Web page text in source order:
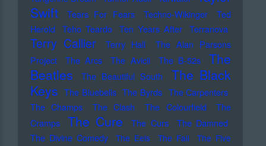
Swift
Tears For Fears Techno-Wikinger
Ted
Herold
Teho Teardo Ten Years After Terranova
Terry Callier Terry Hall
The Alan Parsons
Project
The Arcs The Avicii The B-52s
The
Beatles
The Beautiful South
The Black
Keys The Bluebells The Byrds The Carpenters
The Champs
The Clash The Colourfield
The
Cramps
The Cure The Curs
The Damned
The Divine Comedy
The Eels The Fall
The Five